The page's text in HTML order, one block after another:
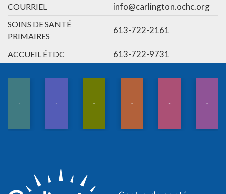
COURRIEL info@carlington.ochc.org
SOINS DE SANTÉ
PRIMAIRES
613-722-2161
ACCUEIL ÉTDC 613-722-9731